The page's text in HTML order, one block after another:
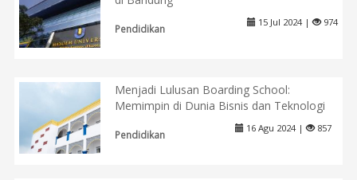
Pendidikan
15 Jul 2024 | 974
Menjadi Lulusan Boarding School:
Memimpin di Dunia Bisnis dan Teknologi
Pendidikan
16 Agu 2024 | 857